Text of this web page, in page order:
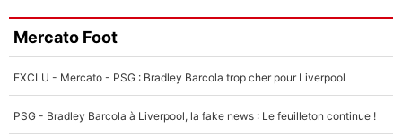
Mercato Foot
EXCLU - Mercato - PSG : Bradley Barcola trop cher pour Liverpool
PSG - Bradley Barcola à Liverpool, la fake news : Le feuilleton continue !